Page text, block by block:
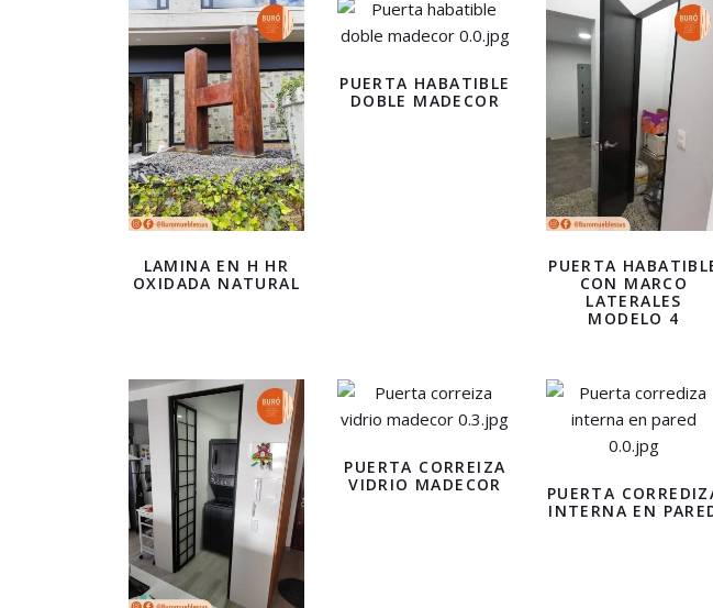
LAMINA EN H HR
OXIDADA NATURAL
PUERTA HABATIBLE
DOBLE MADECOR
PUERTA
CON MARCO
LATERALES
MODELO 4
PUERTA CORREIZA
VIDRIO MADECOR
PUERTA
INTERNA EN